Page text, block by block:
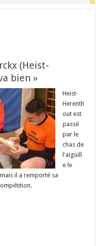
(Heist-
bien »
Heist-
Herenth
out est
passé
par le
chas de
l'aiguill
e le
il a remporté sa